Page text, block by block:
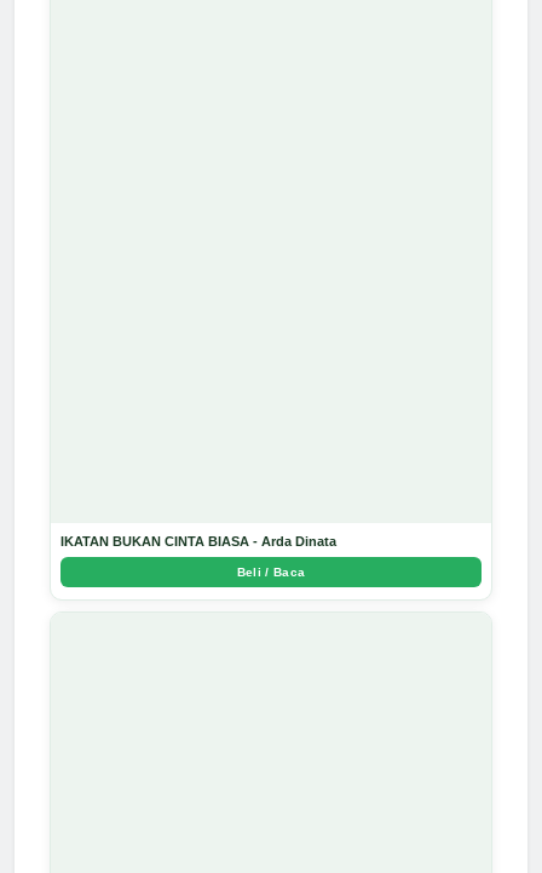
IKATAN BUKAN CINTA BIASA - Arda Dinata
Beli / Baca